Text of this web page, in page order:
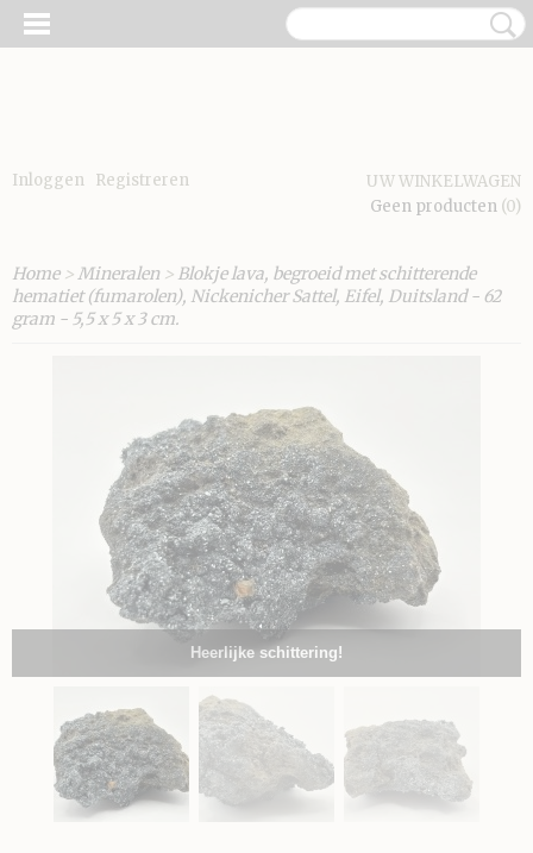
Inloggen Registreren
UW WINKELWAGEN
Geen producten (0)
Home>Mineralen > Blokje lava, begroeid met schitterende
hematiet (fumarolen), Nickenicher Sattel, Eifel, Duitsland - 62
gram - 5,5 x 5 x 3 cm.
Heerlijke schittering!